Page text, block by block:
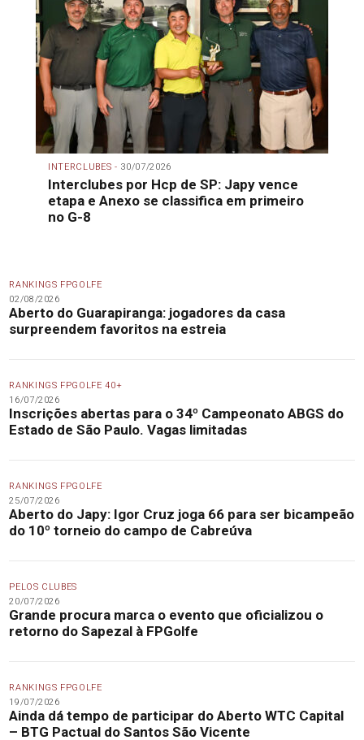
INTERCLUBES - 30/07/2026
Interclubes por Hcp de SP: Japy vence
etapa e Anexo se classifica em primeiro
no G-8
RANKINGS FPGOLFE
02/08/2026
Aberto do Guarapiranga: jogadores da casa
surpreendem favoritos na estreia
RANKINGS FPGOLFE 40+
16/07/2026
Inscrições abertas para o 34º Campeonato ABGS do
Estado de São Paulo. Vagas limitadas
RANKINGS FPGOLFE
25/07/2026
Aberto do Japy: Igor Cruz joga 66 para ser bicampeão
do 10º torneio do campo de Cabreúva
PELOS CLUBES
20/07/2026
Grande procura marca o evento que oficializou o
retorno do Sapezal à FPGolfe
RANKINGS FPGOLFE
19/07/2026
Ainda dá tempo de participar do Aberto WTC Capital
– BTG Pactual do Santos São Vicente